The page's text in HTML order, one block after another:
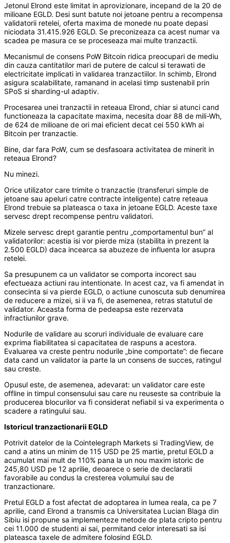
Jetonul Elrond este limitat in aprovizionare, incepand de la 20 de
milioane EGLD. Desi sunt batute noi jetoane pentru a recompensa
validatorii retelei, oferta maxima de monede nu poate depasi
niciodata 31.415.926 EGLD. Se preconizeaza ca acest numar va
scadea pe masura ce se proceseaza mai multe tranzactii.
Mecanismul de consens PoW Bitcoin ridica preocupari de mediu
din cauza cantitatilor mari de putere de calcul si terawati de
electricitate implicati in validarea tranzactiilor. In schimb, Elrond
asigura scalabilitate, ramanand in acelasi timp sustenabil prin
SPoS si sharding-ul adaptiv.
Procesarea unei tranzactii in reteaua Elrond, chiar si atunci cand
functioneaza la capacitate maxima, necesita doar 88 de mili-Wh,
de 624 de milioane de ori mai eficient decat cei 550 kWh ai
Bitcoin per tranzactie.
Bine, dar fara PoW, cum se desfasoara activitatea de minerit in
reteaua Elrond?
Nu minezi.
Orice utilizator care trimite o tranzactie (transferuri simple de
jetoane sau apeluri catre contracte inteligente) catre reteaua
Elrond trebuie sa plateasca o taxa in jetoane EGLD. Aceste taxe
servesc drept recompense pentru validatori.
Mizele servesc drept garantie pentru „comportamentul bun” al
validatorilor: acestia isi vor pierde miza (stabilita in prezent la
2.500 EGLD) daca incearca sa abuzeze de influenta lor asupra
retelei.
Sa presupunem ca un validator se comporta incorect sau
efectueaza actiuni rau intentionate. In acest caz, va fi amendat in
consecinta si va pierde EGLD, o actiune cunoscuta sub denumirea
de reducere a mizei, si ii va fi, de asemenea, retras statutul de
validator. Aceasta forma de pedeapsa este rezervata
infractiunilor grave.
Nodurile de validare au scoruri individuale de evaluare care
exprima fiabilitatea si capacitatea de raspuns a acestora.
Evaluarea va creste pentru nodurile „bine comportate”: de fiecare
data cand un validator ia parte la un consens de succes, ratingul
sau creste.
Opusul este, de asemenea, adevarat: un validator care este
offline in timpul consensului sau care nu reuseste sa contribuie la
producerea blocurilor va fi considerat nefiabil si va experimenta o
scadere a ratingului sau.
Istoricul tranzactionarii EGLD
Potrivit datelor de la Cointelegraph Markets si TradingView, de
cand a atins un minim de 115 USD pe 25 martie, pretul EGLD a
acumulat mai mult de 110% pana la un nou maxim istoric de
245,80 USD pe 12 aprilie, deoarece o serie de declaratii
favorabile au condus la cresterea volumului sau de
tranzactionare.
Pretul EGLD a fost afectat de adoptarea in lumea reala, ca pe 7
aprilie, cand Elrond a transmis ca Universitatea Lucian Blaga din
Sibiu isi propune sa implementeze metode de plata cripto pentru
cei 11.000 de studenti ai sai, permitand celor interesati sa isi
plateasca taxele de admitere folosind EGLD.